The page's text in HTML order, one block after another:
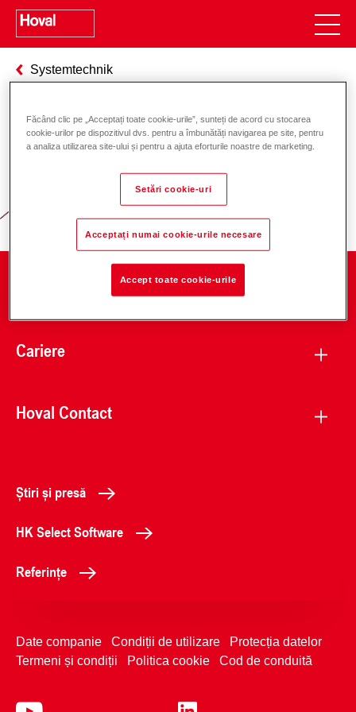
Systemtechnik
Responsabilitate pentru energie și
mediu
Cariere
Hoval Contact
Știri și presă
HK Select Software
Referințe
Date companie Condiții de utilizare
Protecția datelor
Termeni și condiții
Politica cookie Cod de conduită
Făcând clic pe „Acceptați toate cookie-urile”, sunteți de acord cu stocarea
cookie-urilor pe dispozitivul dvs. pentru a îmbunătăți navigarea pe site, pentru
a analiza utilizarea site-ului și pentru a ajuta eforturile noastre de marketing.
Setări cookie-uri
Acceptați numai cookie-urile necesare
Accept toate cookie-urile